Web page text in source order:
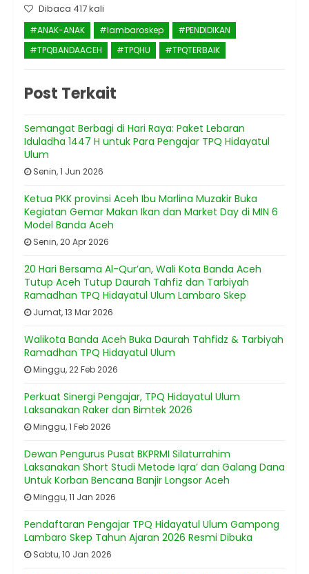
Dibaca 417 kali
#ANAK-ANAK #lambaroskep
#PENDIDIKAN
#TPQBANDAACEH
#TPQHU #TPQTERBAIK
Post Terkait
Semangat Berbagi di Hari Raya: Paket Lebaran
Iduladha 1447 H untuk Para Pengajar TPQ Hidayatul
Ulum
Senin, 1 Jun 2026
Ketua PKK provinsi Aceh Ibu Marlina Muzakir Buka
Kegiatan Gemar Makan Ikan dan Market Day di MIN 6
Model Banda Aceh
Senin, 20 Apr 2026
20 Hari Bersama Al-Qur’an, Wali Kota Banda Aceh
Tutup Aceh Tutup Daurah Tahfiz dan Tarbiyah
Ramadhan TPQ Hidayatul Ulum Lambaro Skep
Jumat, 13 Mar 2026
Walikota Banda Aceh Buka Daurah Tahfidz & Tarbiyah
Ramadhan TPQ Hidayatul Ulum
Minggu, 22 Feb 2026
Perkuat Sinergi Pengajar, TPQ Hidayatul Ulum
Laksanakan Raker dan Bimtek 2026
Minggu, 1 Feb 2026
Dewan Pengurus Pusat BKPRMI Silaturrahim
Laksanakan Short Studi Metode Iqra’ dan Galang Dana
Untuk Korban Bencana Banjir Longsor Aceh
Minggu, 11 Jan 2026
Pendaftaran Pengajar TPQ Hidayatul Ulum Gampong
Lambaro Skep Tahun Ajaran 2026 Resmi Dibuka
Sabtu, 10 Jan 2026